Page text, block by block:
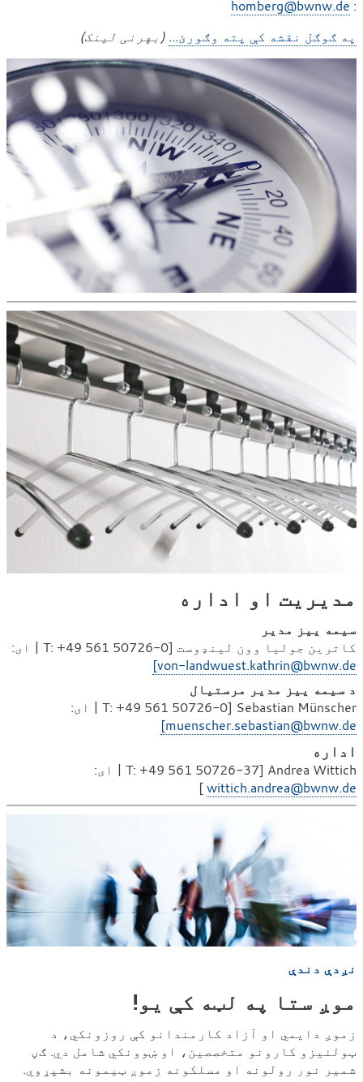
ی
ی
ف
ب
ې
ښ
:
homberg@bwnw.de
په ګوګل نقشه کې پته وګورئ... (بهرنی لینک)
مدیریت او اداره
سیمه ییز مدیر
کاترین جولیا وون لینډوست [T: +49 561 50726-0 | ای:
von-landwuest.kathrin@bwnw.de]
د سیمه ییز مدیر مرستیال
Sebastian Münscher [T: +49 561 50726-0 | ای:
muenscher.sebastian@bwnw.de]
اداره
Andrea Wittich [T: +49 561 50726-37 | ای:
wittich.andrea@bwnw.de
]
نږدې دندې
موږ ستا په لټه کې یو!
زموږ دایمي او آزاد کارمندانو کې روزونکي، د
ټولنیزو کارونو متخصصین، او ښوونکي شامل دي. ګڼ
شمیر نور رولونه او مسلکونه زموږ ټیمونه بشپړوي.